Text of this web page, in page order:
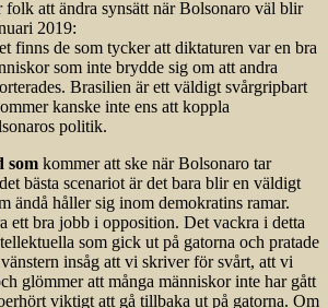
folk att ändra synsätt när Bolsonaro väl blir
2019:
finns de som tycker att diktaturen var en bra
som inte brydde sig om att andra
Brasilien är ett väldigt svårgripbart
kanske inte ens att koppla
politik.
som kommer att ske när Bolsonaro tar
bästa scenariot är det bara blir en väldigt
ändå håller sig inom demokratins ramar.
ett bra jobb i opposition. Det vackra i detta
som gick ut på gatorna och pratade
insåg att vi skriver för svårt, att vi
glömmer att många människor inte har gått
viktigt att gå tillbaka ut på gatorna. Om